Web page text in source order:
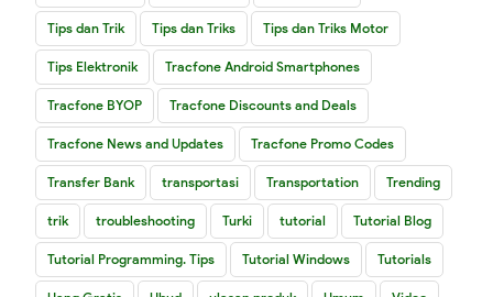
Tips dan Trik Tips dan Triks Tips dan Triks Motor
Tips Elektronik Tracfone Android Smartphones
Tracfone BYOP Tracfone Discounts and Deals
Tracfone News and Updates Tracfone Promo Codes
Transfer Bank transportasi Transportation Trending
trik troubleshooting Turki tutorial Tutorial Blog
Tutorial Programming. Tips Tutorial Windows Tutorials